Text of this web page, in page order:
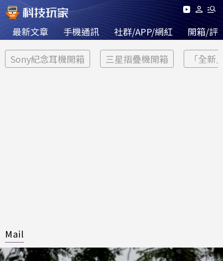
最新文章 手機通訊 社群/APP/網紅 開箱/評
Sony紀念耳機開箱 三星摺疊機開箱 「全新
Mail